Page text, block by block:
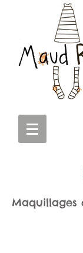
Maquillages